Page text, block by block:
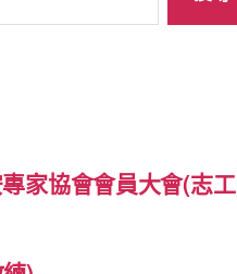
家協會會員大會(志工